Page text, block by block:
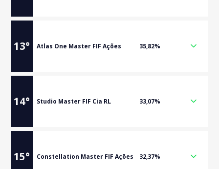
13° Atlas One Master FIF Ações 35,82%
14° Studio Master FIF Cia RL 33,07%
15° Constellation Master FIF Ações 32,37%